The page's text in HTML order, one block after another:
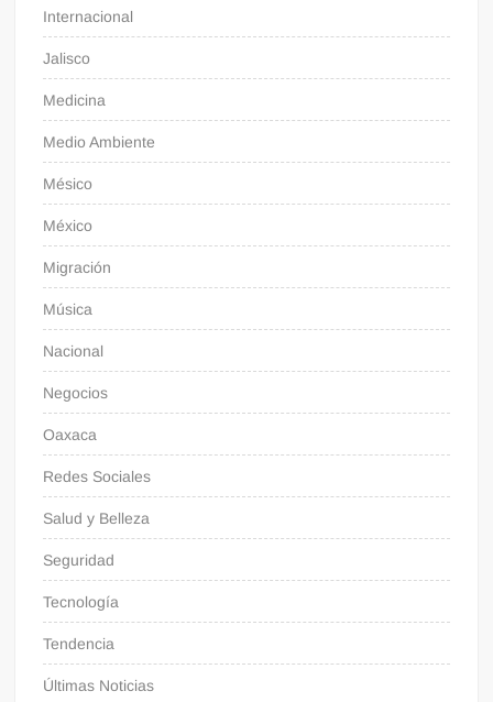
Internacional
Jalisco
Medicina
Medio Ambiente
Mésico
México
Migración
Música
Nacional
Negocios
Oaxaca
Redes Sociales
Salud y Belleza
Seguridad
Tecnología
Tendencia
Últimas Noticias